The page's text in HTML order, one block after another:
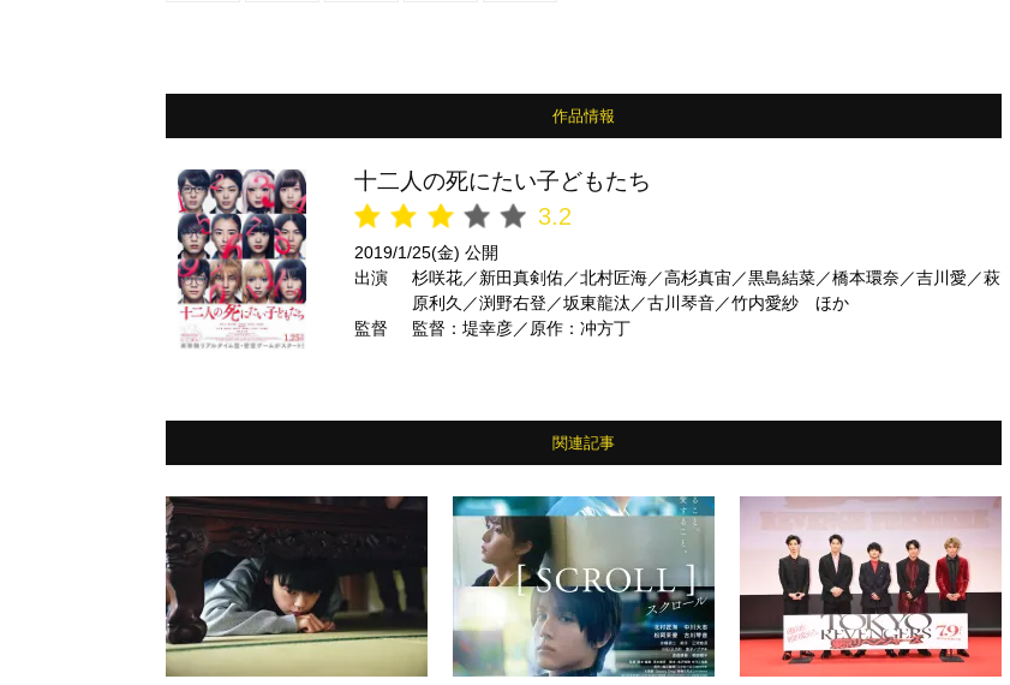
作品情報
十二人の死にたい子どもたち
3.2
2019/1/25(金) 公開
出演
杉咲花／新田真剣佑／北村匠海／高杉真宙／黒島結菜／橋本環奈／吉川愛／萩
原利久／渕野右登／坂東龍汰／古川琴音／竹内愛紗 ほか
監督
監督：堤幸彦／原作：冲方丁
関連記事